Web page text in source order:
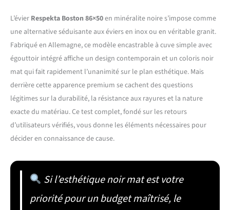
L’évier Respekta Boston 86×50en minéralite noire s’impose comme
une alternative séduisante aux éviers en inox ou en véritable granit.
Fabriqué en Allemagne, ce modèle encastrable à cuve simple avec
égouttoir intégré affiche un design contemporain et un coloris noir
mat qui fait rapidement l’unanimité sur le plan esthétique. Mais
derrière cette apparence premium se cachent des questions
légitimes sur la durabilité, la résistance aux rayures et la nature
exacte du matériau. Ce test complet, fondé sur les retours
d’utilisateurs vérifiés, vous donne les éléments nécessaires pour
décider en connaissance de cause.
Si l’esthétique noir mat est votre
priorité pour un budget maîtrisé, le